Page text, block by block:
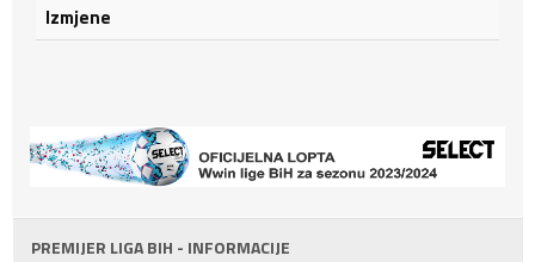
Izmjene
PREMIJER LIGA BIH - INFORMACIJE